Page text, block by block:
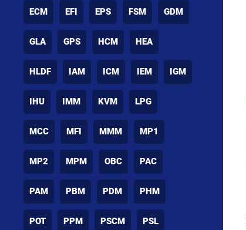
ECM EFI EPS FSM GDM
GLA GPS HCM HEA
HLDF IAM ICM IEM IGM
IHU IMM KVM LPG
MCC MFI MMM MP1
MP2 MPM OBC PAC
PAM PBM PDM PHM
POT PPM PSCM PSL